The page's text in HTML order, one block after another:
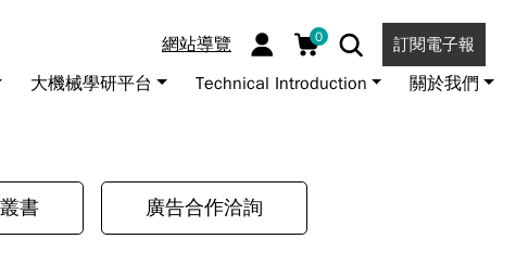
網站導覽 0 訂閱電子報
大機械學研平台 Technical Introduction 關於我們
書 廣告合作洽詢